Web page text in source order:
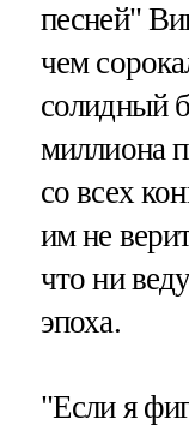
песней"
чем
солидный
миллиона
со всех
им не
что ни
эпоха.
"Если я